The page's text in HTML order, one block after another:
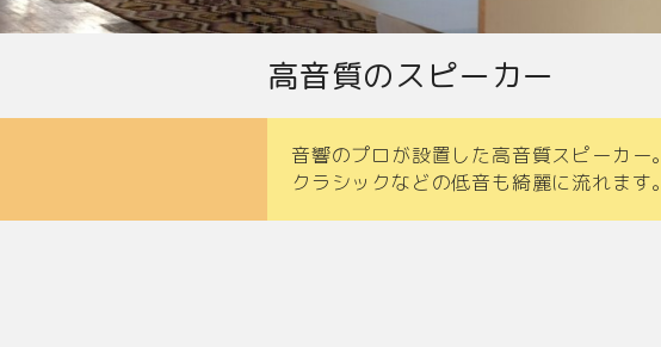
高音質のスピーカー
音響のプロが設置した高音質スピーカー。
クラシックなどの低音も綺麗に流れます。